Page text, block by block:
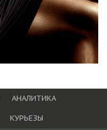
АНАЛИТИКА
КУРЬЕЗЫ